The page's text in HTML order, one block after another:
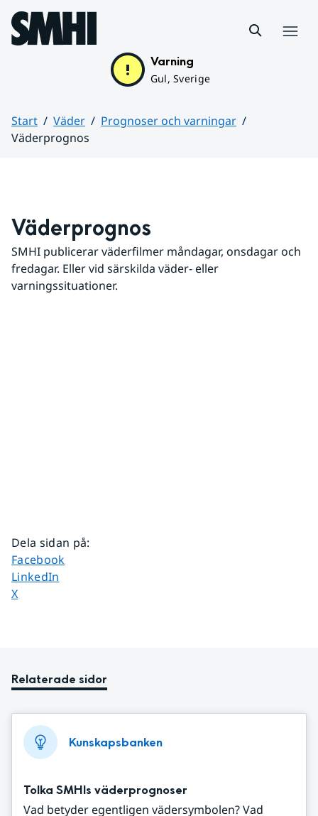
Hoppa till sidans innehåll
Varning
Gul, Sverige
Start Väder
Prognoser och varningar
Väderprognos
Väderprognos
SMHI publicerar väderfilmer måndagar, onsdagar och
fredagar. Eller vid särskilda väder- eller
varningssituationer.
Dela sidan på:
Dela sidan på
Facebook
Dela sidan på
LinkedIn
Dela sidan på
X
Relaterade sidor
Kunskapsbanken
Tolka SMHIs väderprognoser
Vad betyder egentligen vädersymbolen? Vad